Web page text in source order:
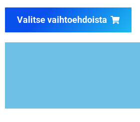
Valitse vaihtoehdoista